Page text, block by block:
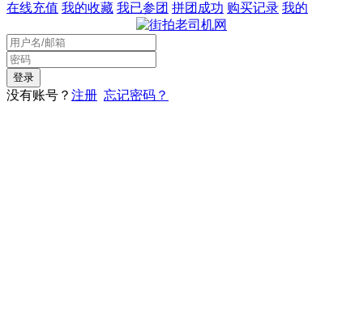
在线充值 我的收藏 我已参团 拼团成功 购买记录 我的
没有账号？ 注册 忘记密码？